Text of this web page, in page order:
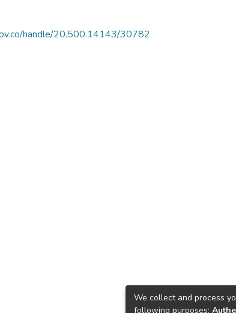
handle/20.500.14143/30782
We collect and process
following purposes: